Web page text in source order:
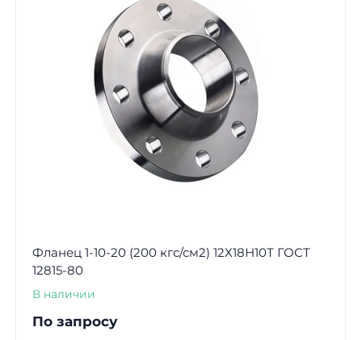
Фланец 1-10-20 (200 кгс/см2) 12Х18Н10Т ГОСТ
12815-80
В наличии
По запросу